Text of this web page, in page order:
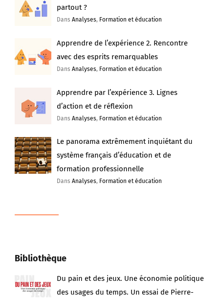
partout ?
DansAnalyses, Formation et éducation
Apprendre de l’expérience 2. Rencontre
avec des esprits remarquables
DansAnalyses, Formation et éducation
Apprendre par l’expérience 3. Lignes
d’action et de réflexion
DansAnalyses, Formation et éducation
Le panorama extrêmement inquiétant du
système français d’éducation et de
formation professionnelle
DansAnalyses, Formation et éducation
Bibliothèque
Du pain et des jeux. Une économie politique
des usages du temps. Un essai de Pierre-